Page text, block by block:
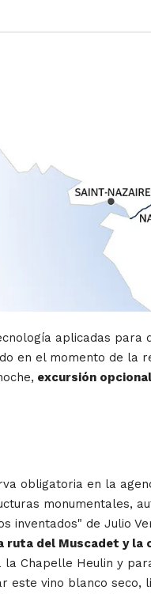
aplicadas para
en el momento de la
excursión opcional
obligatoria en la
monumentales,
de Julio
ruta del Muscadet y la
Chapelle Heulin y
este vino blanco seco,